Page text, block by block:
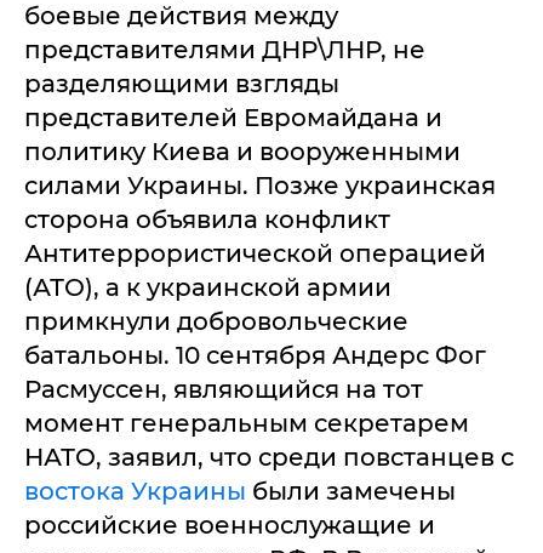
боевые действия между
представителями ДНР\ЛНР, не
разделяющими взгляды
представителей Евромайдана и
политику Киева и вооруженными
силами Украины. Позже украинская
сторона объявила конфликт
Антитеррористической операцией
(АТО), а к украинской армии
примкнули добровольческие
батальоны. 10 сентября Андерс Фог
Расмуссен, являющийся на тот
момент генеральным секретарем
НАТО, заявил, что среди повстанцев с
востока Украины были замечены
российские военнослужащие и